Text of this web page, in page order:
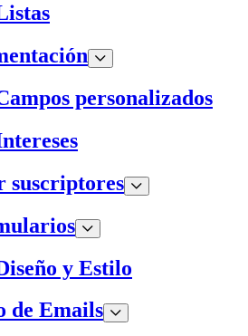
personalizados
suscriptores
y Estilo
de Emails